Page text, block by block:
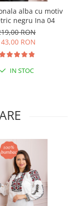
alba cu motiv
negru Ina 04
RON
RON
IN STOC